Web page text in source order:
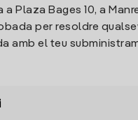
Plaza Bages 10, a
per resoldre
amb el teu